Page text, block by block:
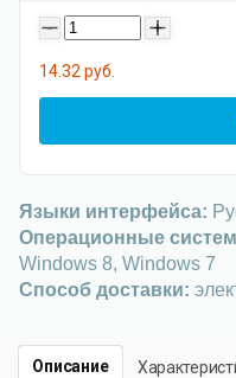
- +
14.32 руб.
Языки интерфейса:
Операционные
Windows 8, Windows 7
Способ доставки:
Описание